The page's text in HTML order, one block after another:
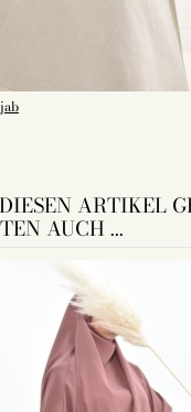
ARTIKEL
AUCH ...